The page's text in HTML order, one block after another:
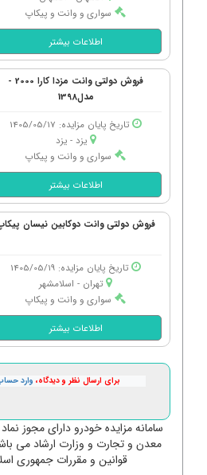
سواری و وانت و پیکاپ
اطلاعات بیشتر
فروش دولتی وانت مزدا کارا 2000 -
مدل1398
تاریخ پایان مزایده: 1405/05/17
یزد - یزد
سواری و وانت و پیکاپ
اطلاعات بیشتر
فروش دولتی وانت دوکابین نیسان
تاریخ پایان مزایده: 1405/05/19
تهران - اسلامشهر
سواری و وانت و پیکاپ
اطلاعات بیشتر
برای ارسال نظر و دیدگاه، وارد
سامانه مزایده خودرو دارای مجوز
معدن و تجارت و وزارت ارشاد می
قوانین و مقررات جمهوری